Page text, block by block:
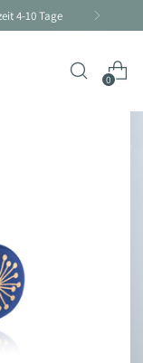
4-10 Tage
0